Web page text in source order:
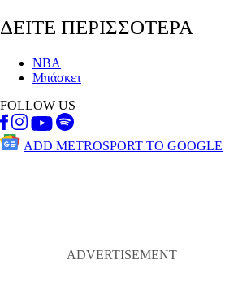
ΔΕΙΤΕ ΠΕΡΙΣΣΟΤΕΡΑ
NBA
Μπάσκετ
FOLLOW US
ADD METROSPORT TO GOOGLE